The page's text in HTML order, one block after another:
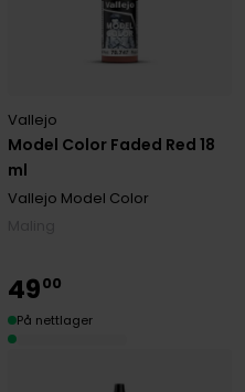
Model Color Faded Red 18
ml
Vallejo
Vallejo Model Color
4900
På nettlager